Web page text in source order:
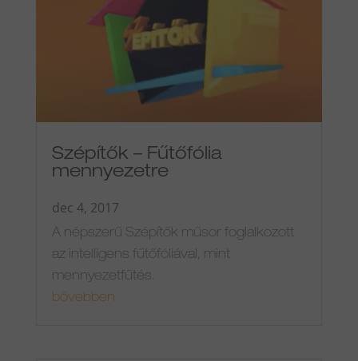
Szépítők – Fűtőfólia
mennyezetre
dec 4, 2017
A népszerű Szépítők műsor foglalkozott
az intelligens fűtőfóliával, mint
mennyezetfűtés.
bővebben